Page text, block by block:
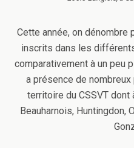
Cette année, on dénombre
inscrits dans les
comparativement à un peu
a présence de
territoire du CSSVT
Beauharnois, Huntingdon,